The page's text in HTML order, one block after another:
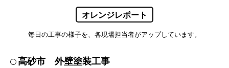
オレンジレポート
毎日の工事の様子を、各現場担当者がアップしています。
高砂市 外壁塗装工事